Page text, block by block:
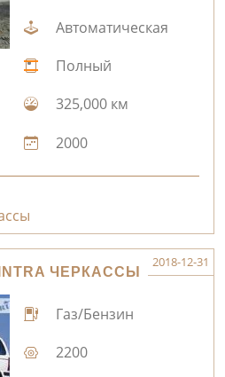
Автоматическая
Полный
325,000 км
2000
ЧЕРКАССЫ
2018-12-31
Газ/Бензин
2200